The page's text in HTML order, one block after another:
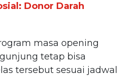
Donor Darah
masa opening
tetap bisa
tersebut sesuai jadwal